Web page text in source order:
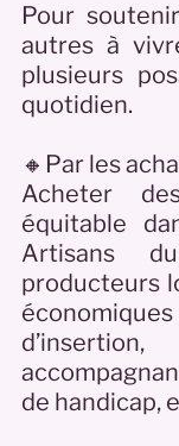
Pour
autres à
plusieurs
quotidien.
🔸Par les
Acheter
équitable
Artisans
producteurs
de handicap,